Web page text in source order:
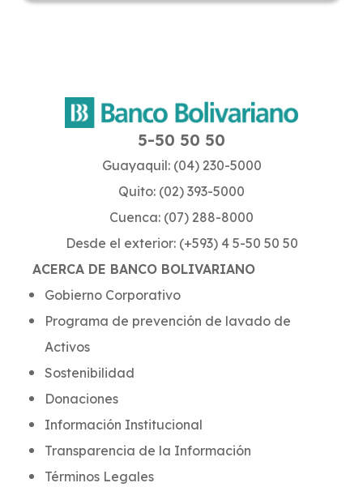
ACERCA DE BANCO BOLIVARIANO
Gobierno Corporativo
Programa de prevención de lavado de
Activos
Sostenibilidad
Donaciones
Información Institucional
Transparencia de la Información
Términos Legales
5-50 50 50
Guayaquil: (04) 230-5000
Quito: (02) 393-5000
Cuenca: (07) 288-8000
Desde el exterior: (+593) 4 5-50 50 50